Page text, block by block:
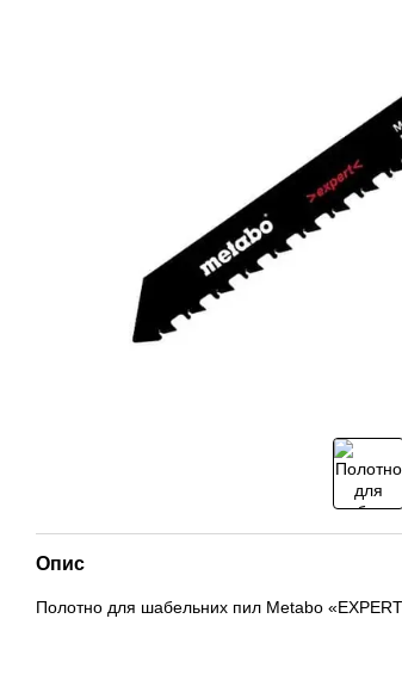
Опис
Полотно для шабельних пил Metabo